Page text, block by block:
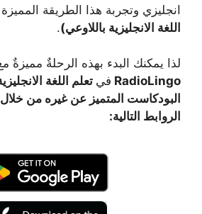
انجليزي وتجربة هذا الطريقة
اللغة الانجليزية باللاوعي).
لذا يمكنك البدء بهذه الرحلةٌ مميزةٌ
RadioLingo في تعلم اللغة
البودكاست المتميز عن غيره من
الروابط التالية: